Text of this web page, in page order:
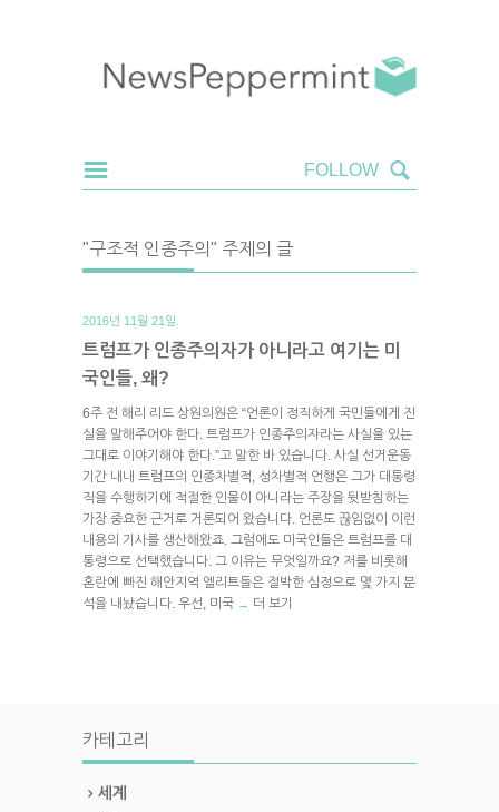
"구조적 인종주의" 주제의 글
2016년 11월 21일.
트럼프가 인종주의자가 아니라고 여기는 미
국인들, 왜?
6주 전 해리 리드 상원의원은 “언론이 정직하게 국민들에게 진
실을 말해주어야 한다. 트럼프가 인종주의자라는 사실을 있는
그대로 이야기해야 한다.”고 말한 바 있습니다. 사실 선거운동
기간 내내 트럼프의 인종차별적, 성차별적 언행은 그가 대통령
직을 수행하기에 적절한 인물이 아니라는 주장을 뒷받침하는
가장 중요한 근거로 거론되어 왔습니다. 언론도 끊임없이 이런
내용의 기사를 생산해왔죠. 그럼에도 미국인들은 트럼프를 대
통령으로 선택했습니다. 그 이유는 무엇일까요? 저를 비롯해
혼란에 빠진 해안지역 엘리트들은 절박한 심정으로 몇 가지 분
석을 내놨습니다. 우선, 미국 → 더 보기
카테고리
세계